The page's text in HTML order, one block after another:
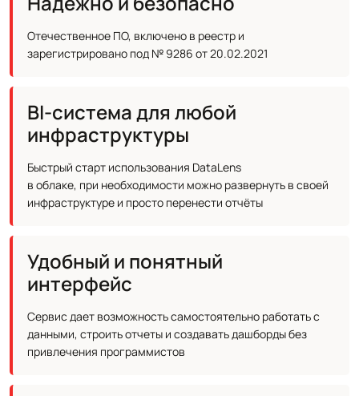
Отечественное ПО, включено в реестр и
зарегистрировано под № 9286 от 20.02.2021
BI-система для любой
инфраструктуры
Быстрый старт использования DataLens
в облаке, при необходимости можно развернуть в своей
инфраструктуре и просто перенести отчёты
Удобный и понятный
интерфейс
Сервис дает возможность самостоятельно работать с
данными, строить отчеты и создавать дашборды без
привлечения программистов